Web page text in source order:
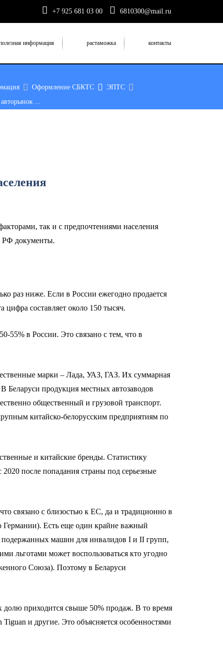
+7 925 681 03 00 6810300@mail.ru
информация растаможка контакты
Оформление СБКТС
ЭПТС
...
так и с предпочтениями населения
РФ документы.
раз ниже. Если в России ежегодно продается
составляет около 150 тысяч.
55% в России. Это связано с тем, что в
марки – Лада, УАЗ, ГАЗ. Их суммарная
Беларуси продукция местных автозаводов
общественный и грузовой транспорт.
китайско-белорусским предприятиям по
и китайские бренды. Статистику
после попадания страны под серьезные
связано с близостью к ЕС, да и традиционно в
Германии). Есть еще один крайне важный
подержанных машин для инвалидов I и II групп,
льготами может воспользоваться кто угодно
Союза). Поэтому в Беларуси
долю приходится свыше 50% продаж. В то время
и другие. Это объясняется особенностями